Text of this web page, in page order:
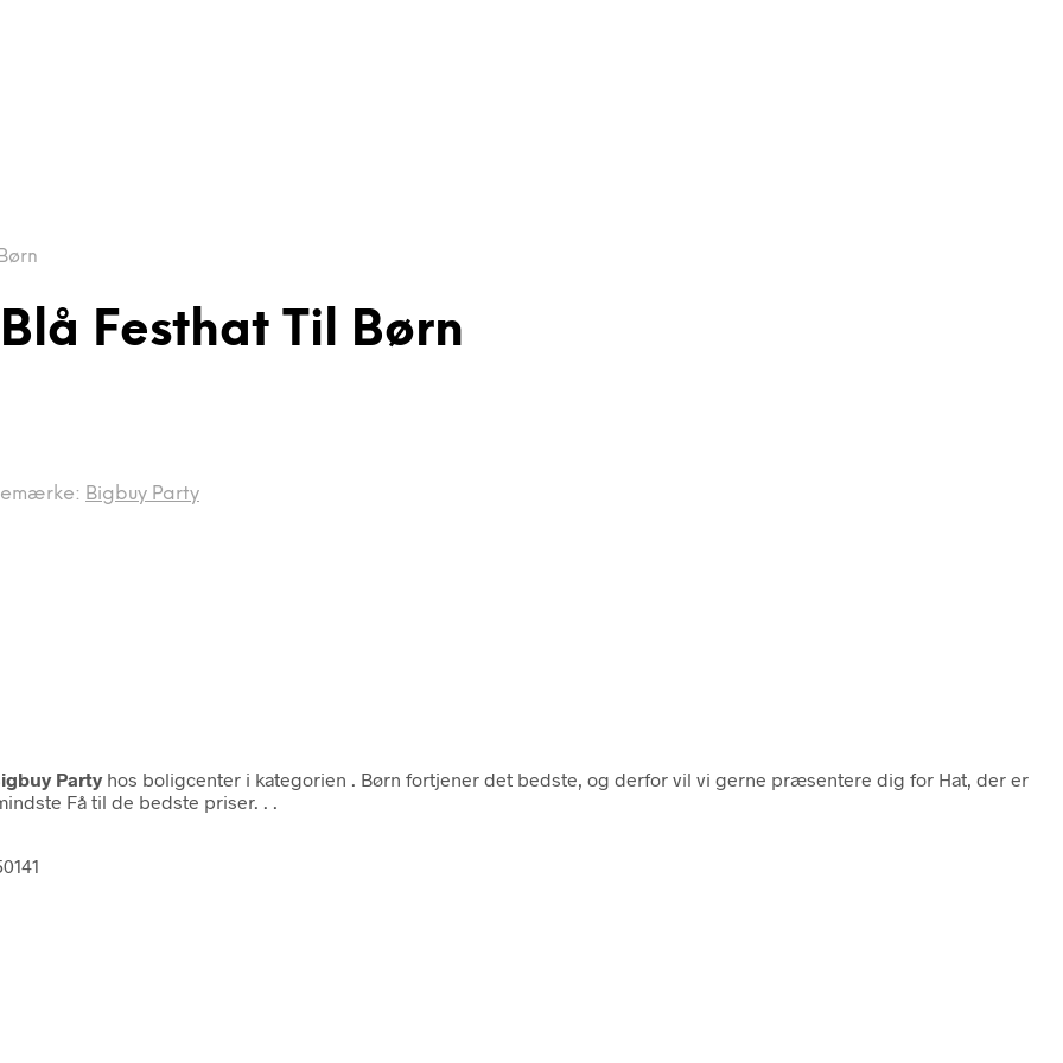
Festhat Til Børn
Bigbuy Party
Partyhos boligcenter i kategorien
. Børn fortjener det bedste, og derfor vil vi gerne præsentere dig for Hat, der er
Få til de bedste priser. . .